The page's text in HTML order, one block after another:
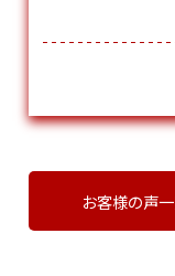
お客様の声